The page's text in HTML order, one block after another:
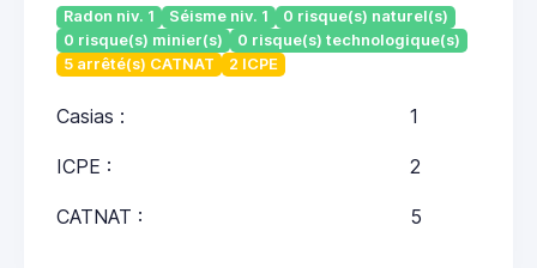
Radon niv. 1 Séisme niv. 1
0 risque(s) naturel(s)
0 risque(s) minier(s)
0 risque(s) technologique(s)
5 arrêté(s) CATNAT
2 ICPE
Casias : 1
ICPE : 2
CATNAT : 5